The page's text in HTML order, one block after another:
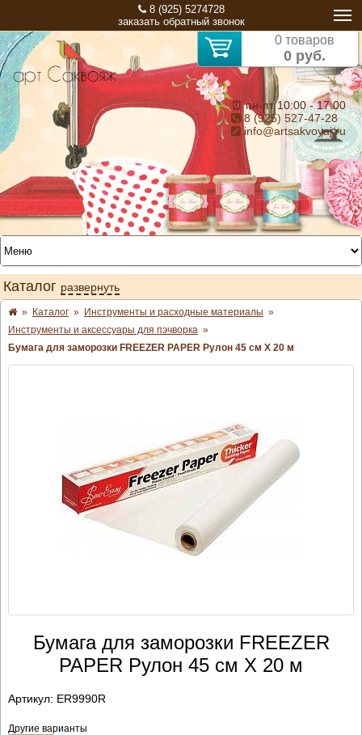
8 (925) 5274728
заказать обратный звонок
0 товаров
0 руб.
⏰ пн-пт 10:00 - 17:00
8 (925) 527-47-28
info@artsakvoyaj.ru
Каталог развернуть
» Каталог » Инструменты и расходные материалы »
Инструменты и аксессуары для пэчворка »
Бумага для заморозки FREEZER PAPER Рулон 45 см Х 20 м
Бумага для заморозки FREEZER
PAPER Рулон 45 см Х 20 м
Артикул: ER9990R
Другие варианты